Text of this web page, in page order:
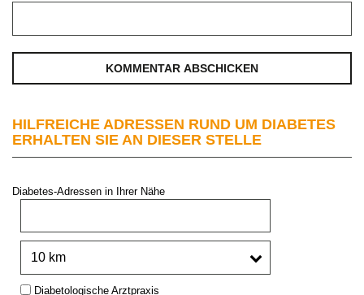
HILFREICHE ADRESSEN RUND UM DIABETES
ERHALTEN SIE AN DIESER STELLE
Diabetes-Adressen in Ihrer Nähe
Type:Diabetologische Arztpraxis